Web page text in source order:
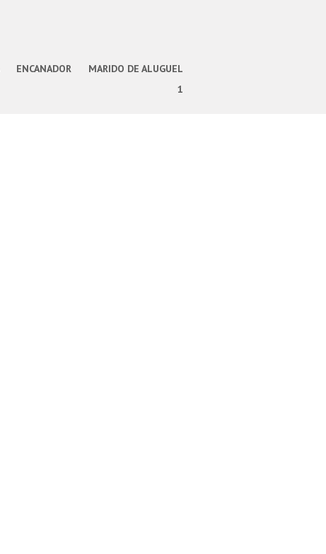
ENCANADOR
MARIDO DE ALUGUEL
1